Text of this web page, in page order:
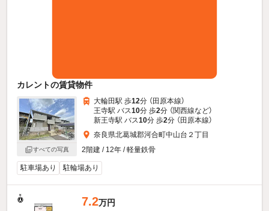
カレントの賃貸物件
すべての写真
大輪田駅 歩12分 （田原本線）
王寺駅 バス10分 歩2分 （関西線など）
新王寺駅 バス10分 歩2分 （田原本線）
奈良県北葛城郡河合町中山台２丁目
2階建 / 12年 / 軽量鉄骨
駐車場あり 駐輪場あり
7.2万円